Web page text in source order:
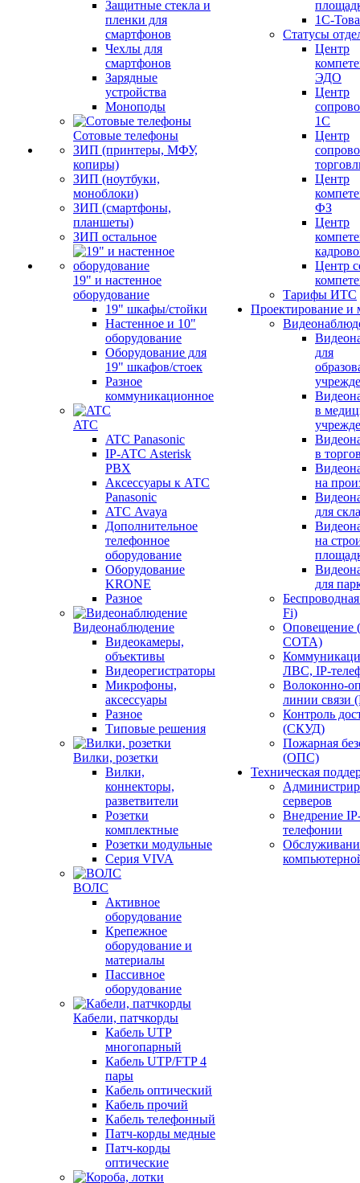
Защитные стекла и
пленки для
смартфонов
Чехлы для
смартфонов
Зарядные
устройства
Моноподы
Сотовые телефоны
ЗИП (принтеры, МФУ,
копиры)
ЗИП (ноутбуки,
моноблоки)
ЗИП (смартфоны,
планшеты)
ЗИП остальное
19" и настенное
оборудование
19" шкафы/стойки
Настенное и 10"
оборудование
Оборудование для
19" шкафов/стоек
Разное
коммуникационное
ATC
ATC Panasonic
IP-АТС Asterisk
PBX
Аксессуары к АТС
Panasonic
АТС Avaya
Дополнительное
телефонное
оборудование
Оборудование
KRONE
Разное
Видеонаблюдение
Видеокамеры,
объективы
Видеорегистраторы
Микрофоны,
аксессуары
Разное
Типовые решения
Вилки, розетки
Вилки,
коннекторы,
разветвители
Розетки
комплектные
Розетки модульные
Серия VIVA
ВОЛС
Активное
оборудование
Крепежное
оборудование и
материалы
Пассивное
оборудование
Кабели, патчкорды
Кабель UTP
многопарный
Кабель UTP/FTP 4
пары
Кабель оптический
Кабель прочий
Кабель телефонный
Патч-корды медные
Патч-корды
оптические
1С-
Статусы
Центр
ЭДО
Центр
1С
Центр
Центр
ФЗ
Центр
Центр
Тарифы ИТС
Проектирование и
для
в
в
на
для
на
для
Fi)
СОТА)
ЛВС, IP-
Волоконно-
линии
Контроль
(СКУД)
Пожарная
(ОПС)
Техническая
серверов
Внедрение
телефонии